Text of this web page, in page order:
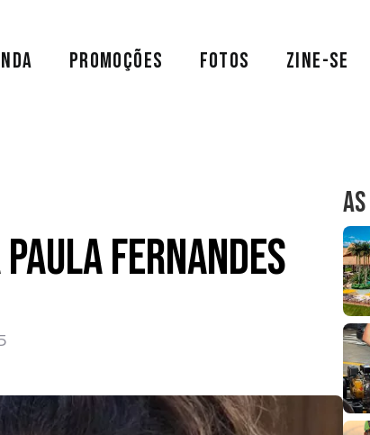
PROMOÇÕES FOTOS ZINE-SE
Fernandes